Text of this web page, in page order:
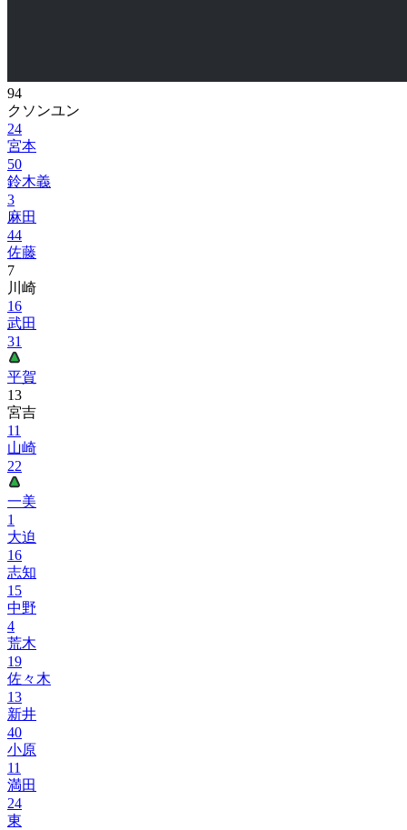
94
クソンユン
24
宮本
50
鈴木義
3
麻田
44
佐藤
7
川崎
16
武田
31
平賀
13
宮吉
11
山崎
22
一美
1
大迫
16
志知
15
中野
4
荒木
19
佐々木
13
新井
40
小原
11
満田
24
東